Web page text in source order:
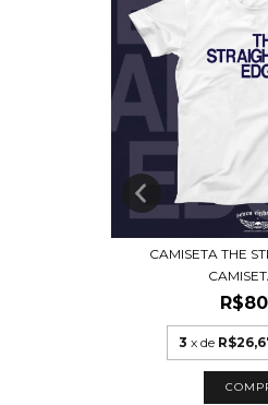
CAMISETA THE
3 x de